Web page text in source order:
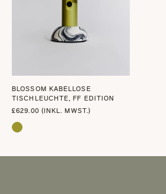
BLOSSOM KABELLOSE
TISCHLEUCHTE, FF EDITION
£629.00 (INKL. MWST.)